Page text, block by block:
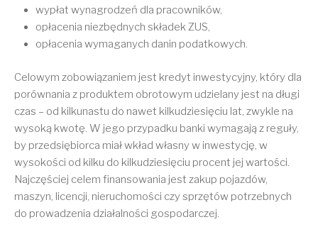
wypłat wynagrodzeń dla pracowników,
opłacenia niezbędnych składek ZUS,
opłacenia wymaganych danin podatkowych.
Celowym zobowiązaniem jest kredyt inwestycyjny, który dla
porównania z produktem obrotowym udzielany jest na długi
czas – od kilkunastu do nawet kilkudziesięciu lat, zwykle na
wysoką kwotę. W jego przypadku banki wymagają z reguły,
by przedsiębiorca miał wkład własny w inwestycję, w
wysokości od kilku do kilkudziesięciu procent jej wartości.
Najczęściej celem finansowania jest zakup pojazdów,
maszyn, licencji, nieruchomości czy sprzętów potrzebnych
do prowadzenia działalności gospodarczej.